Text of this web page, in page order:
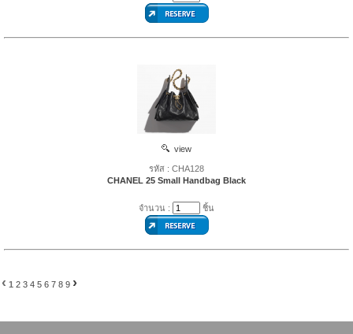
view
รหัส : CHA128
CHANEL 25 Small Handbag Black
จำนวน : ชิ้น
‹ 1 2 3 4 5 6 7 8 9 ›